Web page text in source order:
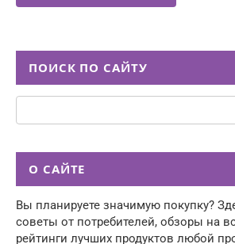
ПОИСК ПО САЙТУ
О САЙТЕ
Вы планируете значимую покупку?
советы от потребителей, обзоры на
рейтинги лучших продуктов любой